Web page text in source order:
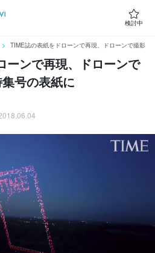
検討中
TIME誌の表紙をドローンで再現、ドローンで撮影し
ーンで再現、ドローンで
号の表紙に